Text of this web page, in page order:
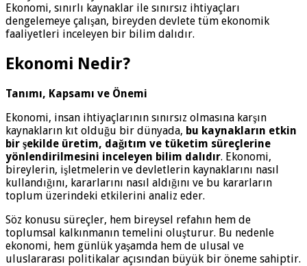
Ekonomi, sınırlı kaynaklar ile sınırsız ihtiyaçları
dengelemeye çalışan, bireyden devlete tüm ekonomik
faaliyetleri inceleyen bir bilim dalıdır.
Ekonomi Nedir?
Tanımı, Kapsamı ve Önemi
Ekonomi, insan ihtiyaçlarının sınırsız olmasına karşın
kaynakların kıt olduğu bir dünyada, bu kaynakların etkin
bir şekilde üretim, dağıtım ve tüketim süreçlerine
yönlendirilmesini inceleyen bilim dalıdır. Ekonomi,
bireylerin, işletmelerin ve devletlerin kaynaklarını nasıl
kullandığını, kararlarını nasıl aldığını ve bu kararların
toplum üzerindeki etkilerini analiz eder.
Söz konusu süreçler, hem bireysel refahın hem de
toplumsal kalkınmanın temelini oluşturur. Bu nedenle
ekonomi, hem günlük yaşamda hem de ulusal ve
uluslararası politikalar açısından büyük bir öneme sahiptir.